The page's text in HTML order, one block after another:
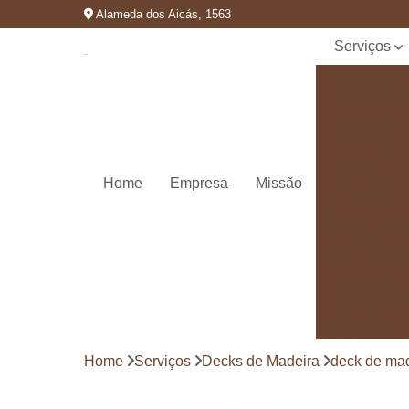
Alameda dos Aicás, 1563
Home Empresa Missão
Serviços
Home Serviços Decks de Madeira deck de